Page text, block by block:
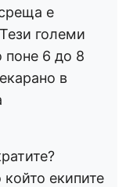
е
големи
поне 6 до 8
в
екипите